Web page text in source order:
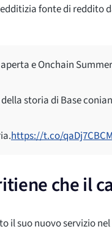
fonte di reddito
aperta e Onchain
storia di Base
https://t.co/
che il
il suo nuovo servizio